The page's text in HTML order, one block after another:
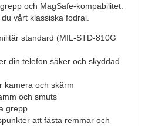
och MagSafe-kompabilitet.
vårt klassiska fodral.
standard (MIL-STD-810G
din telefon säker och skyddad
kamera och skärm
och smuts
grepp
att fästa remmar och